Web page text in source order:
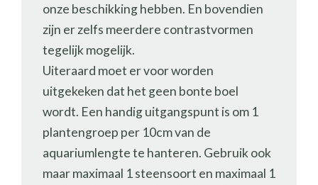
onze beschikking hebben. En bovendien
zijn er zelfs meerdere contrastvormen
tegelijk mogelijk.
Uiteraard moet er voor worden
uitgekeken dat het geen bonte boel
wordt. Een handig uitgangspunt is om 1
plantengroep per 10cm van de
aquariumlengte te hanteren. Gebruik ook
maar maximaal 1 steensoort en maximaal 1